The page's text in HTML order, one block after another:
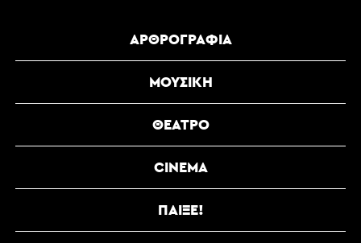
ΑΡΘΡΟΓΡΑΦΊΑ
ΜΟΥΣΙΚΉ
ΘΈΑΤΡΟ
CINEMA
ΠΑΊΞΕ!